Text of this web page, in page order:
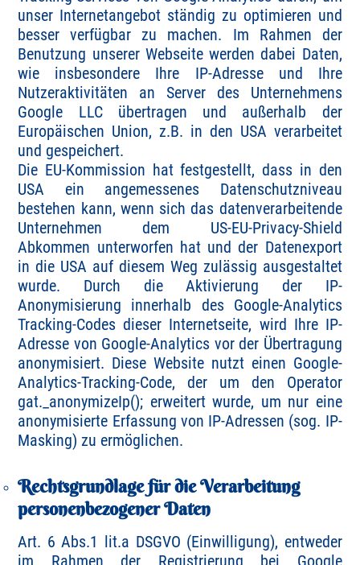
unser Internetangebot ständig zu optimieren und
besser verfügbar zu machen. Im Rahmen der
Benutzung unserer Webseite werden dabei Daten,
wie insbesondere Ihre IP-Adresse und Ihre
Nutzeraktivitäten an Server des Unternehmens
Google LLC übertragen und außerhalb der
Europäischen Union, z.B. in den USA verarbeitet
und gespeichert.
Die EU-Kommission hat festgestellt, dass in den
USA ein angemessenes Datenschutzniveau
bestehen kann, wenn sich das datenverarbeitende
Unternehmen dem US-EU-Privacy-Shield
Abkommen unterworfen hat und der Datenexport
in die USA auf diesem Weg zulässig ausgestaltet
wurde. Durch die Aktivierung der IP-
Anonymisierung innerhalb des Google-Analytics
Tracking-Codes dieser Internetseite, wird Ihre IP-
Adresse von Google-Analytics vor der Übertragung
anonymisiert. Diese Website nutzt einen Google-
Analytics-Tracking-Code, der um den Operator
gat._anonymizeIp(); erweitert wurde, um nur eine
anonymisierte Erfassung von IP-Adressen (sog. IP-
Masking) zu ermöglichen.
Rechtsgrundlage für die Verarbeitung
personenbezogener Daten
Art. 6 Abs.1 lit.a DSGVO (Einwilligung), entweder
im Rahmen der Registrierung bei Google